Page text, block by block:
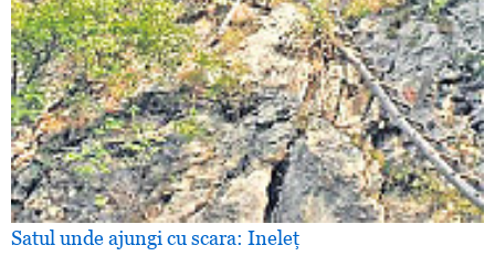
Satul unde ajungi cu scara: Ineleţ